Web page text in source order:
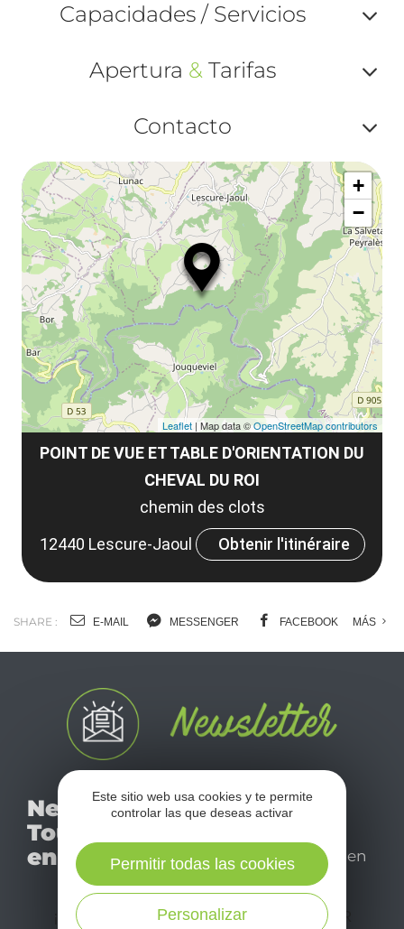
ou
Capacidades / Servicios
ou
Apertura &Tarifas
ou
et
Contacto
ou
POINT DE VUE ET TABLE D'ORIENTATION DU
CHEVAL DU ROI
chemin des clots
12440 Lescure-Jaoul
Obtenir l'itinéraire
+
−
Leaflet | Map data ©OpenStreetMap contributors
SHARE : E-MAIL MESSENGER FACEBOOK MÁS
Newsletter
Tourismo
en Aveyron
No se pierda nuestro
mensual newsletter y
disfrutar de su estancia en
¡SUSCRÍBASE A NUESTRO NEWSLETTER
Este sitio web usa cookies y te permite
controlar las que deseas activar
Personalizar
Permitir todas las cookies